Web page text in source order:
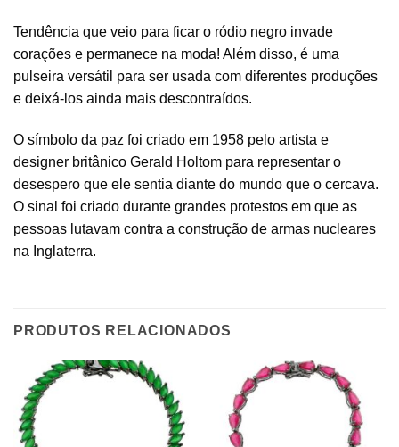
Tendência que veio para ficar o ródio negro invade
corações e permanece na moda! Além disso, é uma
pulseira versátil para ser usada com diferentes produções
e deixá-los ainda mais descontraídos.
O símbolo da paz foi criado em 1958 pelo artista e
designer britânico Gerald Holtom para representar o
desespero que ele sentia diante do mundo que o cercava.
O sinal foi criado durante grandes protestos em que as
pessoas lutavam contra a construção de armas nucleares
na Inglaterra.
PRODUTOS RELACIONADOS